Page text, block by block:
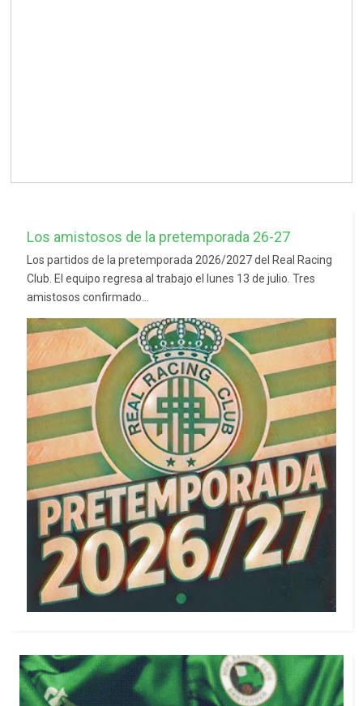
Los amistosos de la pretemporada 26-27
Los partidos de la pretemporada 2026/2027 del Real Racing
Club. El equipo regresa al trabajo el lunes 13 de julio. Tres
amistosos confirmado...